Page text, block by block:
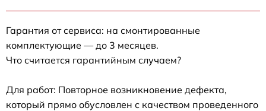
Гарантия от сервиса: на смонтированные
комплектующие — до 3 месяцев.
Что считается гарантийным случаем?
Для работ: Повторное возникновение дефекта,
который прямо обусловлен с качеством проведенного